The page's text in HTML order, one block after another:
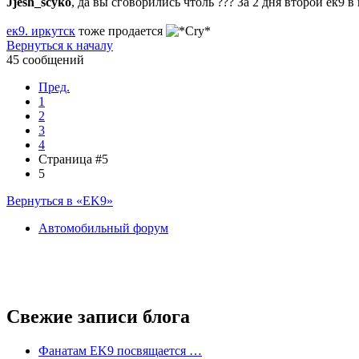
ек9. иркутск тоже продается
Вернуться к началу
45 сообщений
Пред.
1
2
3
4
Страница #5
5
Вернуться в «EK9»
Автомобильный форум
Свежие записи блога
Фанатам EK9 посвящается …